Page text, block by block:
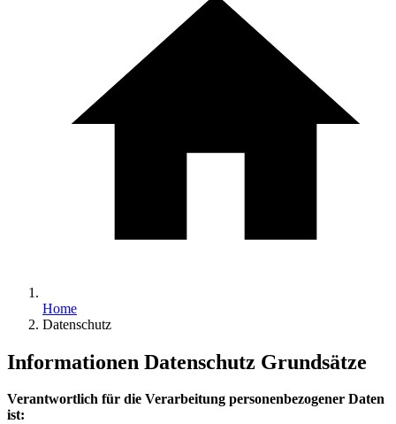
Home
Datenschutz
Informationen Datenschutz Grundsätze
Verantwortlich für die Verarbeitung personenbezogener Daten
ist: